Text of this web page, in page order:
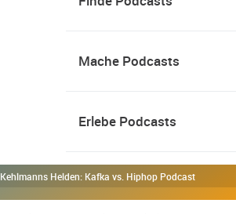
Mache Podcasts
Erlebe Podcasts
Kehlmanns Helden: Kafka vs. Hiphop Podcast